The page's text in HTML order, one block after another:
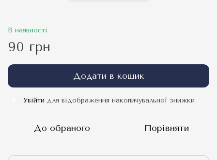
В наявності
90 грн
Додати в кошик
Увійти для відображення накопичувальної знижки
До обраного Порівняти